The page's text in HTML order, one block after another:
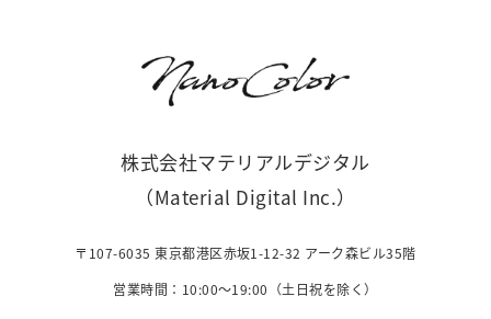
株式会社マテリアルデジタル
（Material Digital Inc.）
〒107-6035 東京都港区赤坂1-12-32 アーク森ビル35階
営業時間：10:00〜19:00（土日祝を除く）